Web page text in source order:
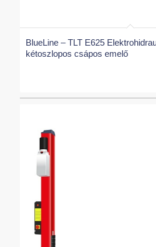
BlueLine – TLT E625
kétoszlopos csápos emelő